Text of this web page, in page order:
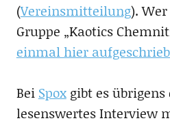
(Vereinsmitteilung).
Gruppe „Kaotics
einmal hier
Bei Spoxgibt es übrigens
lesenswertes Interview